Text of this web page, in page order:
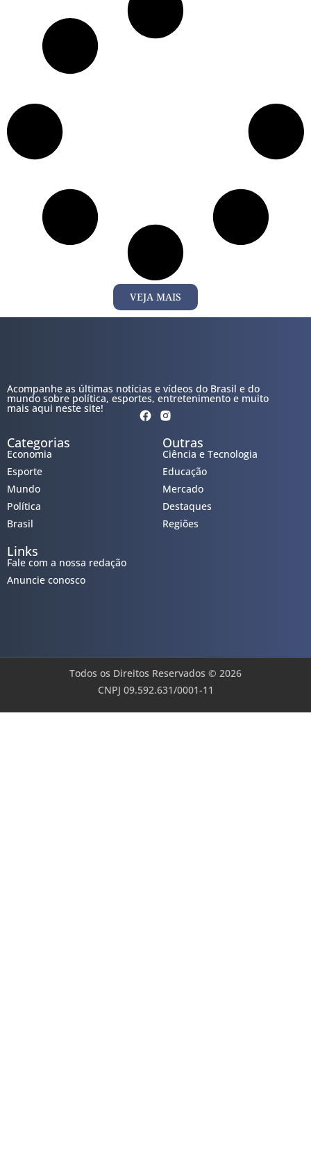
VEJA MAIS
Acompanhe as últimas notícias e vídeos do Brasil e do
mundo sobre política, esportes, entretenimento e muito
mais aqui neste site!
Categorias
Economia
Esporte
Mundo
Política
Brasil
Outras
Ciência e Tecnologia
Educação
Mercado
Destaques
Regiões
Links
Fale com a nossa redação
Anuncie conosco
Todos os Direitos Reservados © 2026
CNPJ 09.592.631/0001-11